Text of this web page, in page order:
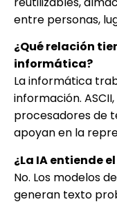
entre personas,
¿Qué relación
informática?
La informática
información.
procesadores de
apoyan en la
¿La IA entiende
No. Los modelos
generan texto